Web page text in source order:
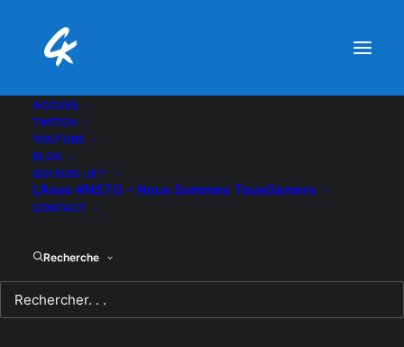
ACCUEIL
TWITCH
YOUTUBE
BLOG
QUI SUIS-JE ?
L’Asso #NSTG – Nous Sommes TousGamers
CONTACT
Recherche